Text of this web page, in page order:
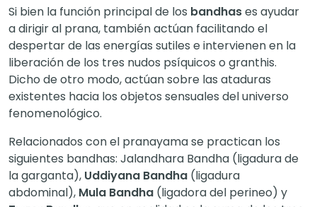
Si bien la función principal de los bandhases ayudar
a dirigir al prana, también actúan facilitando el
despertar de las energías sutiles e intervienen en la
liberación de los tres nudos psíquicos o granthis.
Dicho de otro modo, actúan sobre las ataduras
existentes hacia los objetos sensuales del universo
fenomenológico.
Relacionados con el pranayama se practican los
siguientes bandhas: Jalandhara Bandha (ligadura de
la garganta), Uddiyana Bandha (ligadura
abdominal), Mula Bandha (ligadora del perineo) y